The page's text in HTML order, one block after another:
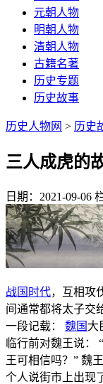
元朝人物
明朝人物
清朝人物
古籍名著
历史专题
历史故事
历史人物网 > 历史
三人成虎的
日期：2021-09-06
战国时代，互相攻
间通常都将太子交
一段记载： 魏国 大
临行前对魏王说：
王可相信吗？” 魏
个人说街市上出现